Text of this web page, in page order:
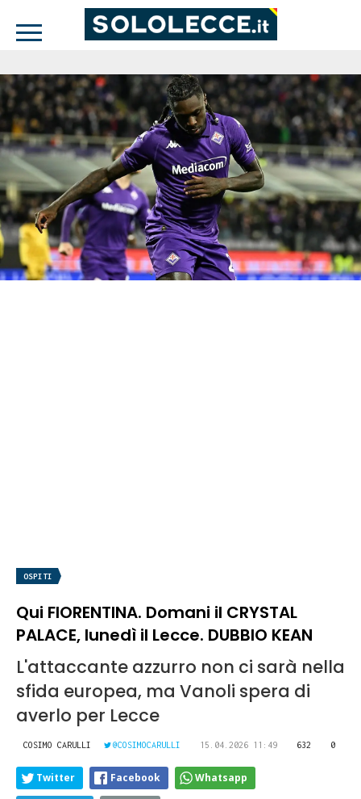
OSPITI
Qui FIORENTINA. Domani il CRYSTAL
PALACE, lunedì il Lecce. DUBBIO KEAN
L'attaccante azzurro non ci sarà nella
sfida europea, ma Vanoli spera di
averlo per Lecce
COSIMO CARULLI @COSIMOCARULLI 15.04.2026 11:49 632 0
Twitter Facebook Whatsapp